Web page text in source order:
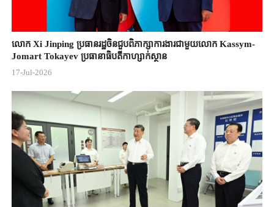
លោក Xi Jinping ប្រធានរដ្ឋចិន​ជួបពិភាក្សា​ការងារជាមួយ​លោក Kassym-
Jomart ​Tokayev ​ប្រធានាធិបតី​កាហ្សាក់ស្ថាន​
17-Jul-2026